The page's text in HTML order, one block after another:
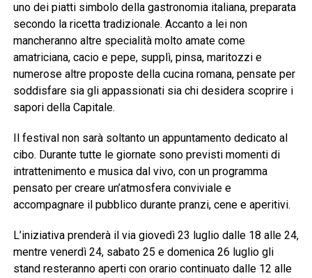
uno dei piatti simbolo della gastronomia italiana, preparata
secondo la ricetta tradizionale. Accanto a lei non
mancheranno altre specialità molto amate come
amatriciana, cacio e pepe, supplì, pinsa, maritozzi e
numerose altre proposte della cucina romana, pensate per
soddisfare sia gli appassionati sia chi desidera scoprire i
sapori della Capitale.
Il festival non sarà soltanto un appuntamento dedicato al
cibo. Durante tutte le giornate sono previsti momenti di
intrattenimento e musica dal vivo, con un programma
pensato per creare un’atmosfera conviviale e
accompagnare il pubblico durante pranzi, cene e aperitivi.
L’iniziativa prenderà il via giovedì 23 luglio dalle 18 alle 24,
mentre venerdì 24, sabato 25 e domenica 26 luglio gli
stand resteranno aperti con orario continuato dalle 12 alle